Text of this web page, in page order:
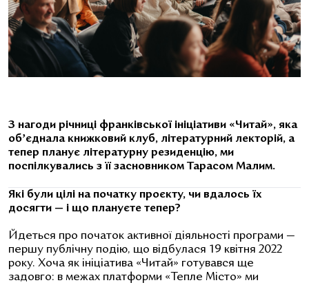
З нагоди річниці франківської ініціативи «Читай», яка
обʼєднала книжковий клуб, літературний лекторій, а
тепер планує літературну резиденцію, ми
поспілкувались з її засновником Тарасом Малим.
Які були цілі на початку проєкту, чи вдалось їх
досягти — і що плануєте тепер?
Йдеться про початок активної діяльності програми —
першу публічну подію, що відбулася 19 квітня 2022
року. Хоча як ініціатива «Читай» готувався ще
задовго: в межах платформи «Тепле Місто» ми